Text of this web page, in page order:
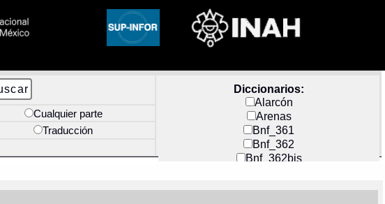
Diccionarios:
Alarcón
Arenas
Bnf_361
Bnf_362
Bnf_362bis
Cualquier parte
Traducción